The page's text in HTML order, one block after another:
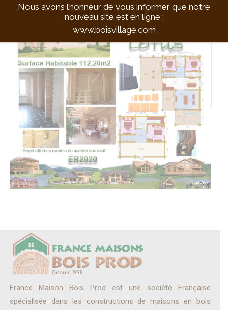
France Maison Bois Prod est une société Française
spécialisée dans les constructions de maisons en bois
Nous avons l’honneur de vous informer que notre
nouveau site est en ligne :
www.boisvillage.com